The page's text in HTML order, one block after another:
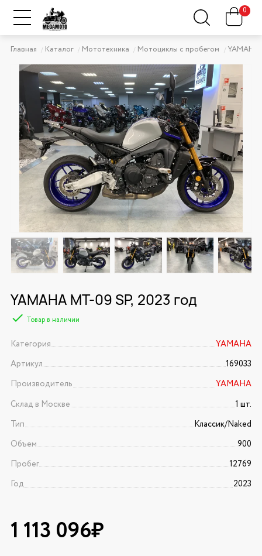
0
Главная Каталог Мототехника Мотоциклы с пробегом YAMAHA
YAMAHA MT-09 SP, 2023 год
Товар в наличии
Категория
YAMAHA
Артикул
169033
Производитель
YAMAHA
Склад в Москве
1 шт.
Тип
Классик/Naked
Объем
900
Пробег
12769
Год
2023
1 113 096₽